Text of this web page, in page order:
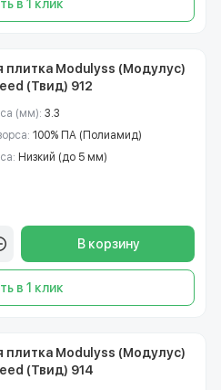
в 1 клик
плитка Modulyss (Модулус)
(Твид) 912
(мм): 3.3
100% ПА (Полиамид)
Низкий (до 5 мм)
В корзину
в 1 клик
плитка Modulyss (Модулус)
(Твид) 914